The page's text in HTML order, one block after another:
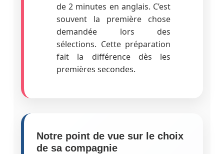
de 2 minutes en anglais. C’est
souvent la première chose
demandée lors des
sélections. Cette préparation
fait la différence dès les
premières secondes.
Notre point de vue sur le choix
de sa compagnie